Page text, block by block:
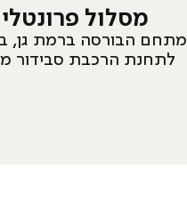
מסלול פרונטלי
מתחם הבורסה ברמת גן,
לתחנת הרכבת סבידור